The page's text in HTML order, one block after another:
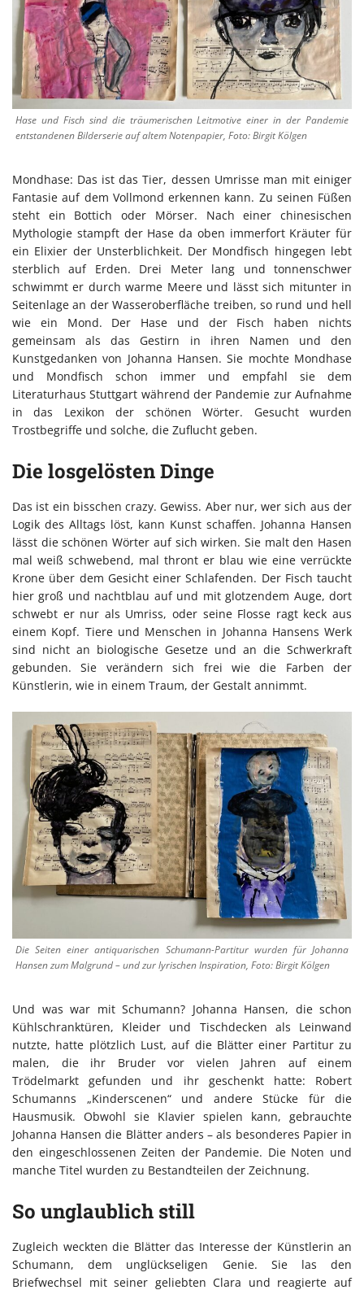
Hase und Fisch sind die träumerischen Leitmotive einer in der Pandemie
entstandenen Bilderserie auf altem Notenpapier, Foto: Birgit Kölgen
Mondhase: Das ist das Tier, dessen Umrisse man mit einiger
Fantasie auf dem Vollmond erkennen kann. Zu seinen Füßen
steht ein Bottich oder Mörser. Nach einer chinesischen
Mythologie stampft der Hase da oben immerfort Kräuter für
ein Elixier der Unsterblichkeit. Der Mondfisch hingegen lebt
sterblich auf Erden. Drei Meter lang und tonnenschwer
schwimmt er durch warme Meere und lässt sich mitunter in
Seitenlage an der Wasseroberfläche treiben, so rund und hell
wie ein Mond. Der Hase und der Fisch haben nichts
gemeinsam als das Gestirn in ihren Namen und den
Kunstgedanken von Johanna Hansen. Sie mochte Mondhase
und Mondfisch schon immer und empfahl sie dem
Literaturhaus Stuttgart während der Pandemie zur Aufnahme
in das Lexikon der schönen Wörter. Gesucht wurden
Trostbegriffe und solche, die Zuflucht geben.
Die losgelösten Dinge
Das ist ein bisschen crazy. Gewiss. Aber nur, wer sich aus der
Logik des Alltags löst, kann Kunst schaffen. Johanna Hansen
lässt die schönen Wörter auf sich wirken. Sie malt den Hasen
mal weiß schwebend, mal thront er blau wie eine verrückte
Krone über dem Gesicht einer Schlafenden. Der Fisch taucht
hier groß und nachtblau auf und mit glotzendem Auge, dort
schwebt er nur als Umriss, oder seine Flosse ragt keck aus
einem Kopf. Tiere und Menschen in Johanna Hansens Werk
sind nicht an biologische Gesetze und an die Schwerkraft
gebunden. Sie verändern sich frei wie die Farben der
Künstlerin, wie in einem Traum, der Gestalt annimmt.
Die Seiten einer antiquarischen Schumann-Partitur wurden für Johanna
Hansen zum Malgrund – und zur lyrischen Inspiration, Foto: Birgit Kölgen
Und was war mit Schumann? Johanna Hansen, die schon
Kühlschranktüren, Kleider und Tischdecken als Leinwand
nutzte, hatte plötzlich Lust, auf die Blätter einer Partitur zu
malen, die ihr Bruder vor vielen Jahren auf einem
Trödelmarkt gefunden und ihr geschenkt hatte: Robert
Schumanns „Kinderscenen“ und andere Stücke für die
Hausmusik. Obwohl sie Klavier spielen kann, gebrauchte
Johanna Hansen die Blätter anders – als besonderes Papier in
den eingeschlossenen Zeiten der Pandemie. Die Noten und
manche Titel wurden zu Bestandteilen der Zeichnung.
So unglaublich still
Zugleich weckten die Blätter das Interesse der Künstlerin an
Schumann, dem unglückseligen Genie. Sie las den
Briefwechsel mit seiner geliebten Clara und reagierte auf